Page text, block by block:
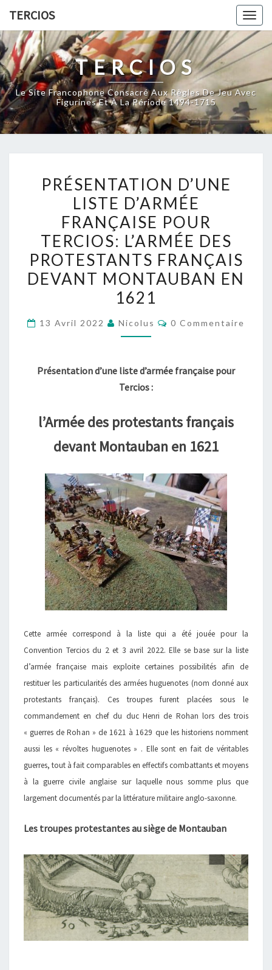
content
TERCIOS
TERCIOS
Le Site Francophone Consacré Aux Règles De Jeu Avec
Figurines Et À La Période 1494-1715
D’UNE
LISTE
D’ARMÉE
FRANÇAISE
POUR
TERCIOS:
L’ARMÉE
DES
PROTESTANTS
FRANÇAIS
MONTAUBAN
EN
PRÉSENTATION D’UNE
LISTE D’ARMÉE
FRANÇAISE POUR
TERCIOS: L’ARMÉE DES
PROTESTANTS FRANÇAIS
DEVANT MONTAUBAN EN
1621
13 Avril 2022 Nicolus Commentaires
0 Commentaire
Présentation d’une liste d’armée française pour
Tercios :
l’Armée des protestants français
devant Montauban en 1621
Cette armée correspond à la liste qui a été jouée pour la
Convention Tercios du 2 et 3 avril 2022. Elle se base sur la liste
d’armée française mais exploite certaines possibilités afin de
restituer les particularités des armées huguenotes (nom donné aux
protestants français). Ces troupes furent placées sous le
commandement en chef du duc Henri de Rohan lors des trois
« guerres de Rohan » de 1621 à 1629 que les historiens nomment
aussi les « révoltes huguenotes » . Elle sont en fait de véritables
guerres, tout à fait comparables en effectifs combattants et moyens
à la guerre civile anglaise sur laquelle nous somme plus que
largement documentés par la littérature militaire anglo-saxonne.
Les troupes protestantes au siège de Montauban